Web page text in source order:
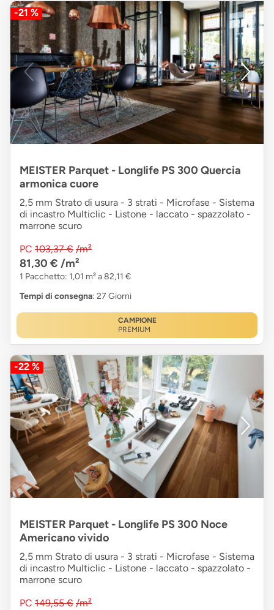
-21 %
MEISTER Parquet - Longlife PS 300 Quercia
armonica cuore
2,5 mm Strato di usura - 3 strati - Microfase - Sistema
di incastro Multiclic - Listone - laccato - spazzolato -
marrone scuro
PC 103,37 € /m²
81,30 € /m²
1 Pacchetto: 1,01 m² a 82,11 €
Tempi di consegna: 27 Giorni
CAMPIONE
PREMIUM
-22 %
MEISTER Parquet - Longlife PS 300 Noce
Americano vivido
2,5 mm Strato di usura - 3 strati - Microfase - Sistema
di incastro Multiclic - Listone - laccato - spazzolato -
marrone scuro
PC 149,55 € /m²